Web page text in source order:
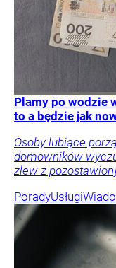
Plamy po wodzie
to a będzie jak
Osoby lubiące
domowników
zlew z
PoradyUsługi